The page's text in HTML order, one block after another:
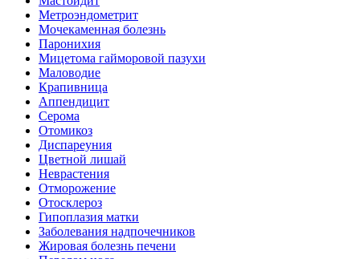
Метроэндометрит
Мочекаменная болезнь
Паронихия
Мицетома гайморовой пазухи
Маловодие
Крапивница
Аппендицит
Серома
Отомикоз
Диспареуния
Цветной лишай
Неврастения
Отморожение
Отосклероз
Гипоплазия матки
Заболевания надпочечников
Жировая болезнь печени